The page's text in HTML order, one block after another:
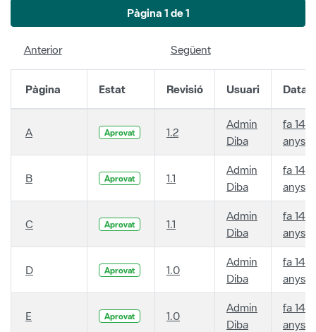
Pàgina 1 de 1
Anterior Següent
Pàgina Estat Revisió Usuari Data
A Aprovat 1.2
Admin
Diba
fa 14
anys
B Aprovat 1.1
Admin
Diba
fa 14
anys
C Aprovat 1.1
Admin
Diba
fa 14
anys
D Aprovat 1.0
Admin
Diba
fa 14
anys
E Aprovat 1.0
Admin
Diba
fa 14
anys